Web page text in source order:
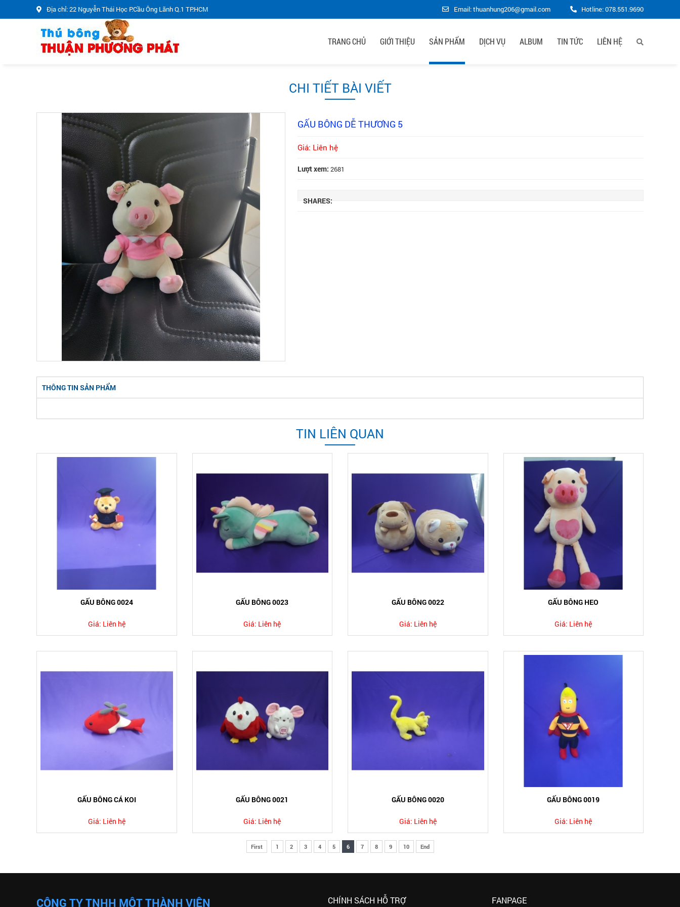
Địa chỉ: 22 Nguyễn Thái Học P.Cầu Ông Lãnh Q.1 TP.HCM Email: thuanhung206@gmail.com Hotline:078.551.9690
TRANG CHỦ GIỚI THIỆU SẢN PHẨM DỊCH VỤ ALBUM TIN TỨC LIÊN HỆ
CHI TIẾT BÀI VIẾT
GẤU BÔNG DỄ THƯƠNG 5
Giá: Liên hệ
Lượt xem: 2681
SHARES:
THÔNG TIN SẢN PHẨM
TIN LIÊN QUAN
GẤU BÔNG 0024
Giá: Liên hệ
GẤU BÔNG 0023
Giá: Liên hệ
GẤU BÔNG 0022
Giá: Liên hệ
GẤU BÔNG HEO
Giá: Liên hệ
GẤU BÔNG CÁ KOI
Giá: Liên hệ
GẤU BÔNG 0021
Giá: Liên hệ
GẤU BÔNG 0020
Giá: Liên hệ
GẤU BÔNG 0019
Giá: Liên hệ
First 1 2 3 4 5 6 7 8 9 10 End
CÔNG TY TNHH MỘT THÀNH VIÊN
CHÍNH SÁCH HỖ TRỢ FANPAGE